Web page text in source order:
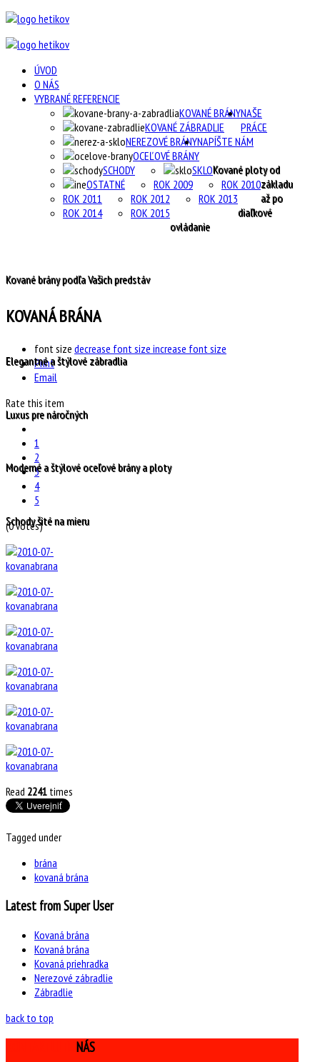
ÚVOD
O NÁS
VYBRANÉ REFERENCIE
KOVANÉ BRÁNY
KOVANÉ ZÁBRADLIE
NEREZOVÉ BRÁNY
OCEĽOVÉ BRÁNY
SCHODY
SKLO
OSTATNÉ
NAŠE
PRÁCE
ROK 2009
ROK 2010
ROK 2011
ROK 2012
ROK 2013
ROK 2014
ROK 2015
NAPÍŠTE NÁM
Kované ploty od
základu
až po
diaľkové
ovládanie
Kované brány podľa Vašich predstáv
Elegantné a štýlové zábradlia
Luxus pre náročných
Moderné a štýlové oceľové brány a ploty
Schody šité na mieru
KOVANÁ BRÁNA
font size decrease font size increase font size
Print
Email
Rate this item
1
2
3
4
5
(0 votes)
Read 2241 times
Tagged under
brána
kovaná brána
Latest from Super User
Kovaná brána
Kovaná brána
Kovaná priehradka
Nerezové zábradlie
Zábradlie
back to top
NÁS